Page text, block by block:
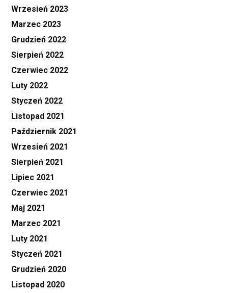
Wrzesień 2023
Marzec 2023
Grudzień 2022
Sierpień 2022
Czerwiec 2022
Luty 2022
Styczeń 2022
Listopad 2021
Październik 2021
Wrzesień 2021
Sierpień 2021
Lipiec 2021
Czerwiec 2021
Maj 2021
Marzec 2021
Luty 2021
Styczeń 2021
Grudzień 2020
Listopad 2020